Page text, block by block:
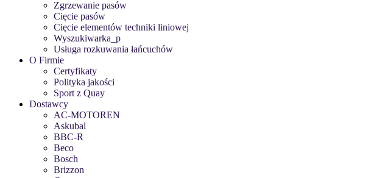
Zgrzewanie pasów
Cięcie pasów
Cięcie elementów techniki liniowej
Wyszukiwarka_p
Usługa rozkuwania łańcuchów
O Firmie
Certyfikaty
Polityka jakości
Sport z Quay
Dostawcy
AC-MOTOREN
Askubal
BBC-R
Beco
Bosch
Brizzon